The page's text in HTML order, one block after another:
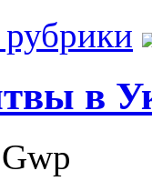
рубрики
в
Gwp